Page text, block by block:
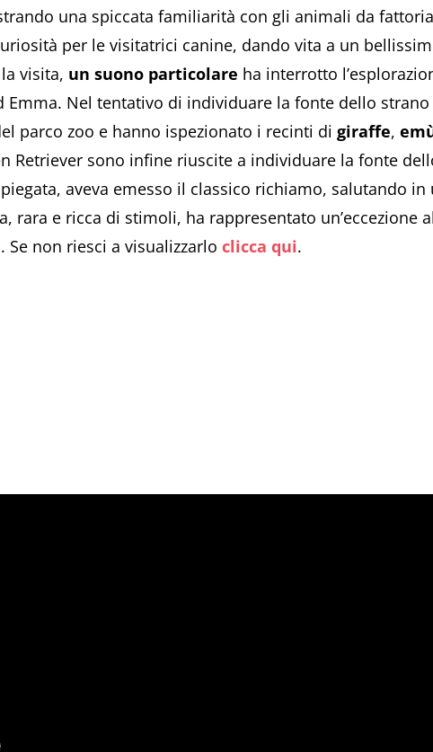
una spiccata familiarità con gli animali da
per le visitatrici canine, dando vita a un
visita, un suono particolare ha interrotto
Emma. Nel tentativo di individuare la fonte dello
parco zoo e hanno ispezionato i recinti di giraffe,
Retriever sono infine riuscite a individuare la fonte
aveva emesso il classico richiamo, salutando
rara e ricca di stimoli, ha rappresentato un’eccezione
non riesci a visualizzarlo clicca qui.